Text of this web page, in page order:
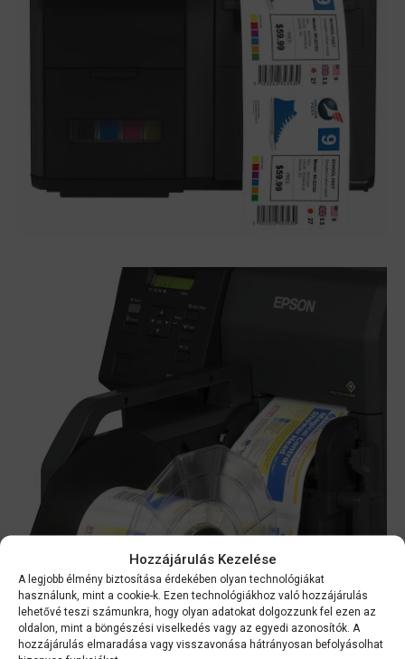
Hozzájárulás Kezelése
A legjobb élmény biztosítása érdekében olyan technológiákat
használunk, mint a cookie-k. Ezen technológiákhoz való hozzájárulás
lehetővé teszi számunkra, hogy olyan adatokat dolgozzunk fel ezen az
oldalon, mint a böngészési viselkedés vagy az egyedi azonosítók. A
hozzájárulás elmaradása vagy visszavonása hátrányosan befolyásolhat